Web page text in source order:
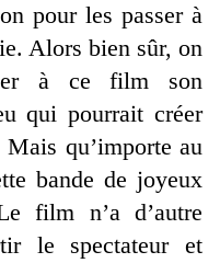
pour les passer à
Alors bien sûr, on
à ce film son
qui pourrait créer
Mais qu’importe au
bande de joyeux
film n’a d’autre
le spectateur et